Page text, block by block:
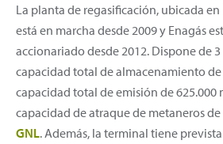
La planta de regasificación, ubicada
está en marcha desde 2009 y Enagás
accionariado desde 2012. Dispone de
capacidad total de almacenamiento de
capacidad total de emisión de 625.000
capacidad de atraque de metaneros de
GNL. Además, la terminal tiene